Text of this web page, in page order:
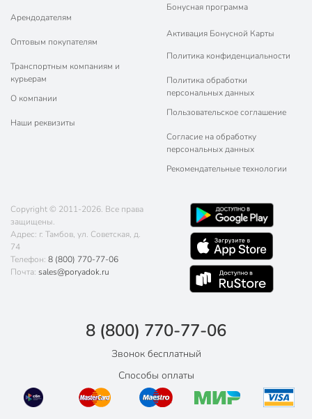
Арендодателям
Оптовым покупателям
Транспортным компаниям и
курьерам
О компании
Наши реквизиты
Бонусная программа
Активация Бонусной Карты
Политика конфиденциальности
Политика обработки
персональных данных
Пользовательское соглашение
Согласие на обработку
персональных данных
Рекомендательные технологии
Copyright © 2011-2026. Все права
защищены.
Адрес: г. Тамбов, ул. Советская, д.
74
Телефон: 8 (800) 770-77-06
Почта: sales@poryadok.ru
8 (800) 770-77-06
Звонок бесплатный
Способы оплаты